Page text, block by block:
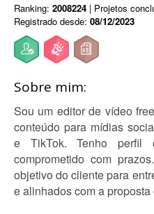
Ranking: 2008224 | Projetos
Registrado desde: 08/12/2023
Sobre mim:
Sou um editor de vídeo
conteúdo para mídias
e TikTok. Tenho perfil
comprometido com
objetivo do cliente para
e alinhados com a proposta